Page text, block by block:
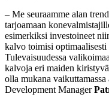
– Me seuraamme alan
tarjoamaan
esimerkiksi investoineet
kalvo toimisi optimaalisesti
Tulevaisuudessa
kalvoja eri maiden
olla mukana
Development Manager